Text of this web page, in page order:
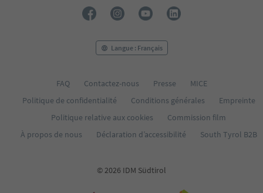
Langue : Français
FAQ Contactez-nous Presse
MICE
Politique de confidentialité
Conditions générales
Empreinte
Politique relative aux cookies
Commission film
À propos de nous
Déclaration d’accessibilité South Tyrol B2B
© 2026 IDM Südtirol